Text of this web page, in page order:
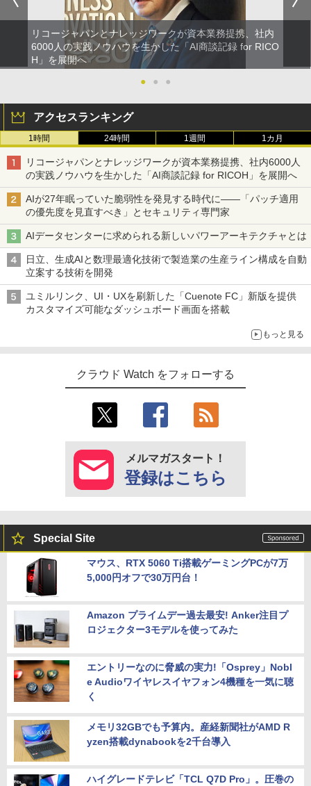
リコージャパンとナレッジワークが資本業務提携、社内
6000人の実践ノウハウを生かした「AI商談記録 for RICO
H」を展開へ
●
● ●
アクセスランキング
1時間 24時間 1週間 1カ月
リコージャパンとナレッジワークが資本業務提携、社内6000人
の実践ノウハウを生かした「AI商談記録 for RICOH」を展開へ
AIが27年眠っていた脆弱性を発見する時代に――「パッチ適用
の優先度を見直すべき」とセキュリティ専門家
AIデータセンターに求められる新しいパワーアーキテクチャとは
日立、生成AIと数理最適化技術で製造業の生産ライン構成を自動
立案する技術を開発
ユミルリンク、UI・UXを刷新した「Cuenote FC」新版を提供
カスタマイズ可能なダッシュボード画面を搭載
もっと見る
クラウド Watch をフォローする
メルマガスタート！
登録はこちら
Special Site
マウス、RTX 5060 Ti搭載ゲーミングPCが7万
5,000円オフで30万円台！
Amazon プライムデー過去最安! Anker注目プ
ロジェクター3モデルを使ってみた
エントリーなのに脅威の実力!「Osprey」Nobl
e Audioワイヤレスイヤフォン4機種を一気に聴
く
メモリ32GBでも予算内。産経新聞社がAMD R
yzen搭載dynabookを2千台導入
ハイグレードテレビ「TCL Q7D Pro」。圧巻の